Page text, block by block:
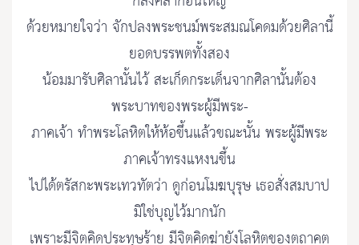
ด้วยหมายใจว่า จักปลงพระชนม์พระสมณโคดมด้วยศิลานี้
ยอดบรรพตทั้งสอง
น้อมมารับศิลานั้นไว้ สะเก็ดกระเด็นจากศิลานั้นต้อง
พระบาทของพระผู้มีพระ-
ภาคเจ้า ทำพระโลหิตให้ห้อขึ้นแล้วขณะนั้น พระผู้มีพระ
ภาคเจ้าทรงแหงนขึ้น
ไปได้ตรัสกะพระเทวทัตว่า ดูก่อนโมฆบุรุษ เธอสั่งสมบาป
มิใช่บุญไว้มากนัก
เพราะมีจิตคิดประทุษร้าย มีจิตคิดฆ่ายังโลหิตของตถาคต